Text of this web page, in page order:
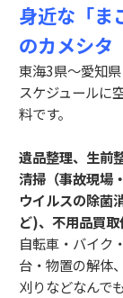
身近な「ま
のカメシタ
東海3県～愛知
スケジュールに
料です。
遺品整理、生前
清掃（事故現場
ウイルスの除菌
ど)、不用品買
自転車・バイク
台・物置の解体
刈りなどなんで